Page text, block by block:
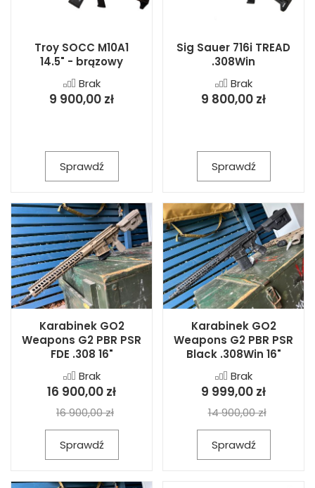
Troy SOCC M10A1
14.5" - brązowy
Brak
9 900,00 zł
Sprawdź
Sig Sauer 716i TREAD
.308Win
Brak
9 800,00 zł
Sprawdź
Karabinek GO2
Weapons G2 PBR PSR
FDE .308 16"
Brak
16 900,00 zł
16 900,00 zł
Sprawdź
Karabinek GO2
Weapons G2 PBR PSR
Black .308Win 16"
Brak
9 999,00 zł
14 900,00 zł
Sprawdź